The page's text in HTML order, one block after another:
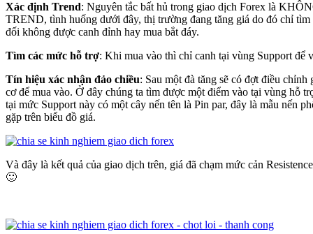
Xác định Trend: Nguyên tắc bất hủ trong giao dịch Forex là
TREND, tình huống dưới đây, thị trường đang tăng giá do đó chỉ tìm
đối không được canh đỉnh hay mua bắt đáy.
Tìm các mức hỗ trợ: Khi mua vào thì chỉ canh tại vùng Support để
Tín hiệu xác nhận đảo chiều: Sau một đà tăng sẽ có đợt điều
cơ để mua vào. Ở đây chúng ta tìm được một điểm vào tại vùng hỗ
tại mức Support này có một cây nến tên là Pin par, đây là mẫu nến
gặp trên biểu đồ giá.
Và đây là kết quả của giao dịch trên, giá đã chạm mức cản
🙂